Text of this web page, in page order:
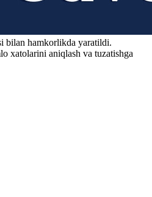
bilan hamkorlikda yaratildi.
xatolarini aniqlash va tuzatishga